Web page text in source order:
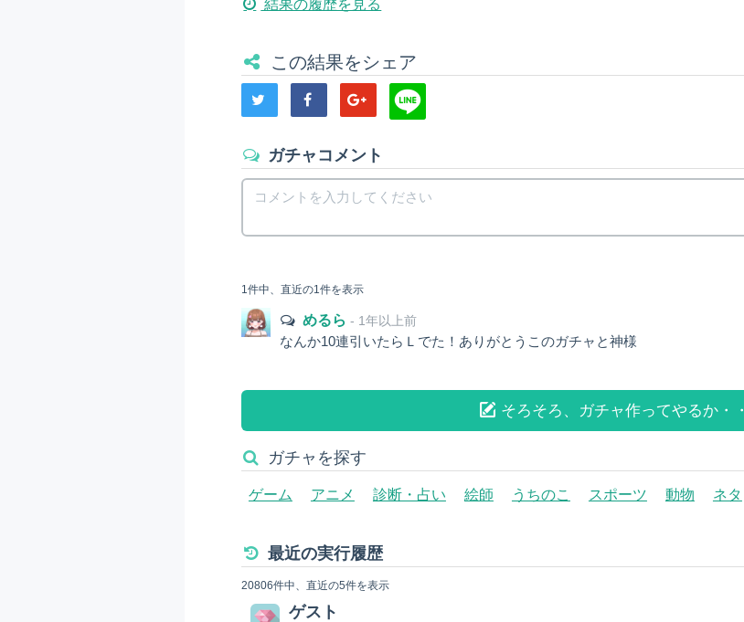
結果の履歴を見る
この結果をシェア
ガチャコメント
1件中、直近の1件を表示
めるら- 1年以上前
なんか10連引いたらＬでた！ありがとうこのガチャと神様
そろそろ、ガチャ作ってやるか・・
ガチャを探す
ゲーム アニメ 診断・占い 絵師 うちのこ スポーツ 動物 ネタ
最近の実行履歴
20806件中、直近の5件を表示
ゲスト